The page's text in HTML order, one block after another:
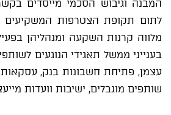
המבנה וגיבוש הסכמי מייסדים
לתום תקופת הצטרפות המשקיעים
מלווה קרנות השקעה ומנהליהן
בענייני ממשל תאגידי הנוגעים
עצמן, פתיחת חשבונות בנק,
שותפים מוגבלים, ישיבות וועדות